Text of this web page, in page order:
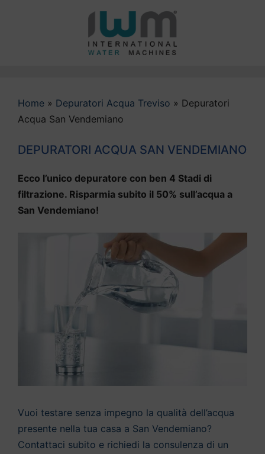
Home » Depuratori Acqua Treviso » Depuratori
Acqua San Vendemiano
DEPURATORI ACQUA SAN VENDEMIANO
Ecco l’unico depuratore con ben 4 Stadi di
filtrazione. Risparmia subito il 50% sull’acqua a
San Vendemiano!
Vuoi testare senza impegno la qualità dell’acqua
presente nella tua casa a San Vendemiano?
Contattaci subito e richiedi la consulenza di un